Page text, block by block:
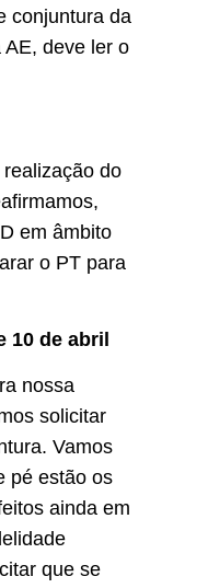
conjuntura da
deve ler o
do
em âmbito
o PT para
10 de abril
nossa
solicitar
Vamos
pé estão os
ainda em
que se